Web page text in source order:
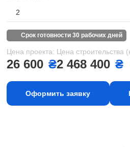
2
срок готовности 30 рабочих дней
Цена проекта:
26 600 ₴
Цена строительства
2 468 400 ₴
Оформить заявку